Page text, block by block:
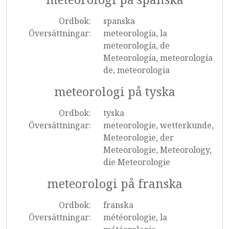
Ordbok:
spanska
Översättningar:
meteorología, la
meteorología, de
Meteorología, meteorología
de, meteorologia
meteorologi på tyska
Ordbok:
tyska
Översättningar:
meteorologie, wetterkunde,
Meteorologie, der
Meteorologie, Meteorology,
die Meteorologie
meteorologi på franska
Ordbok:
franska
Översättningar:
météorologie, la